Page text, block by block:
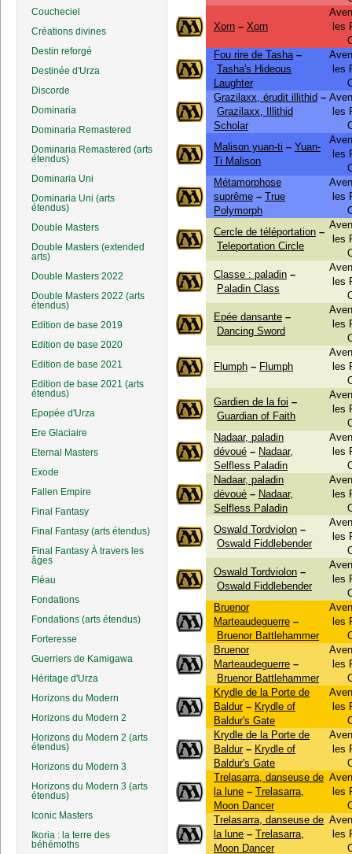
Coucheciel
Créations divines
Destin reforgé
Destinée d'Urza
Discorde
Dominaria
Dominaria Remastered
Dominaria Remastered (arts
étendus)
Dominaria Uni
Dominaria Uni (arts
étendus)
Double Masters
Double Masters (extended
arts)
Double Masters 2022
Double Masters 2022 (arts
étendus)
Edition de base 2019
Edition de base 2020
Edition de base 2021
Edition de base 2021 (arts
étendus)
Epopée d'Urza
Ere Glaciaire
Eternal Masters
Exode
Fallen Empire
Final Fantasy
Final Fantasy (arts étendus)
Final Fantasy À travers les
âges
Fléau
Fondations
Fondations (arts étendus)
Forteresse
Guerriers de Kamigawa
Héritage d'Urza
Horizons du Modern
Horizons du Modern 2
Horizons du Modern 2 (arts
étendus)
Horizons du Modern 3
Horizons du Modern 3 (arts
étendus)
Iconic Masters
Ikoria : la terre des
béhémoths
Xorn – Xorn
les
Fou rire de Tasha–
Tasha's Hideous
Laughter
les
Grazilaxx, érudit illithid –
Grazilaxx, Illithid
Scholar
les
Malison yuan-ti – Yuan-
Ti Malison
les
Métamorphose
suprême – True
Polymorph
les
Cercle de téléportation –
Teleportation Circle
les
Classe : paladin –
Paladin Class
les
Epée dansante –
Dancing Sword
les
Flumph – Flumph
les
Gardien de la foi –
Guardian of Faith
les
Nadaar, paladin
dévoué – Nadaar,
Selfless Paladin
les
Nadaar, paladin
dévoué – Nadaar,
Selfless Paladin
les
Oswald Tordviolon –
Oswald Fiddlebender
les
Oswald Tordviolon –
Oswald Fiddlebender
les
Bruenor
Marteaudeguerre –
Bruenor Battlehammer
les
Bruenor
Marteaudeguerre –
Bruenor Battlehammer
les
Krydle de la Porte de
Baldur– Krydle of
Baldur's Gate
les
Krydle de la Porte de
Baldur– Krydle of
Baldur's Gate
les
Trelasarra, danseuse de
la lune – Trelasarra,
Moon Dancer
les
Trelasarra, danseuse de
la lune – Trelasarra,
Moon Dancer
les